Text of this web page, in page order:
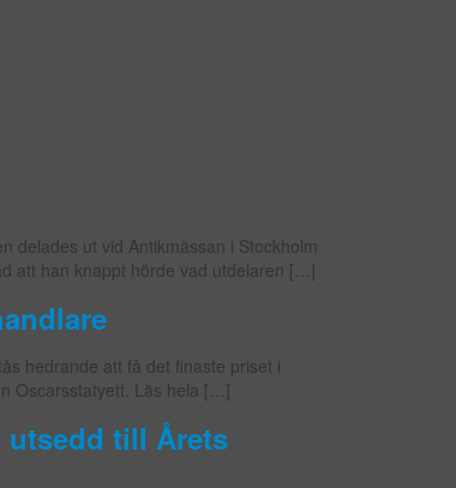
delades ut vid Antikmässan i Stockholm
att han knappt hörde vad utdelaren […]
hedrande att få det finaste priset i
Oscarsstatyett. Läs hela […]
utsedd till Årets